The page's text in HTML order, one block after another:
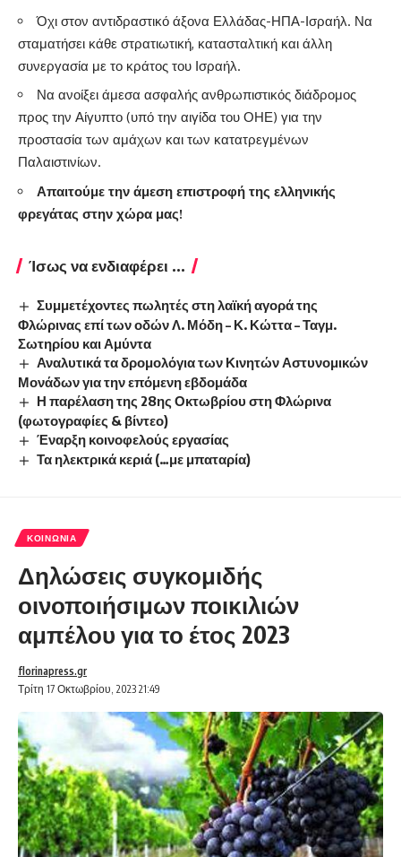
Όχι στον αντιδραστικό άξονα Ελλάδας-ΗΠΑ-Ισραήλ. Να
σταματήσει κάθε στρατιωτική, κατασταλτική και άλλη
συνεργασία με το κράτος του Ισραήλ.
Να ανοίξει άμεσα ασφαλής ανθρωπιστικός διάδρομος
προς την Αίγυπτο (υπό την αιγίδα του ΟΗΕ) για την
προστασία των αμάχων και των κατατρεγμένων
Παλαιστινίων.
Απαιτούμε την άμεση επιστροφή της ελληνικής
φρεγάτας στην χώρα μας!
Ίσως να ενδιαφέρει ...
Συμμετέχοντες πωλητές στη λαϊκή αγορά της
Φλώρινας επί των οδών Λ. Μόδη – Κ. Κώττα – Ταγμ.
Σωτηρίου και Αμύντα
Αναλυτικά τα δρομολόγια των Κινητών Αστυνομικών
Μονάδων για την επόμενη εβδομάδα
Η παρέλαση της 28ης Οκτωβρίου στη Φλώρινα
(φωτογραφίες & βίντεο)
Έναρξη κοινοφελούς εργασίας
Τα ηλεκτρικά κεριά (…με μπαταρία)
ΚΟΙΝΩΝΊΑ
Δηλώσεις συγκομιδής
οινοποιήσιμων ποικιλιών
αμπέλου για το έτος 2023
Τρίτη 17 Οκτωβρίου, 2023 21:49
florinapress.gr